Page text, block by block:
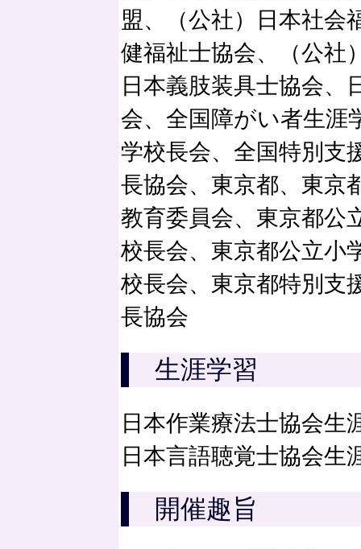
盟、（公社）日本社会
健福祉士協会、（公社
日本義肢装具士協会
会、全国障がい者生涯
学校長会、全国特別支
長協会、東京都、東京
教育委員会、東京都公
校長会、東京都公立小
校長会、東京都特別支
長協会
生涯学習
日本作業療法士協会生
日本言語聴覚士協会生
開催趣旨